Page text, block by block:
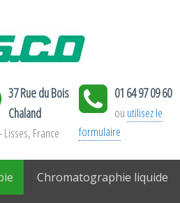
37 Rue du Bois
Chaland
Lisses, France
01 64 97 09 60
ou utilisez le
formulaire
Chromatographie liquide